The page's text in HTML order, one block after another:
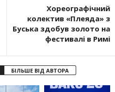
Хореографічний
колектив «Плеяда» з
Буська здобув золото на
фестивалі в Римі
БІЛЬШЕ ВІД АВТОРА